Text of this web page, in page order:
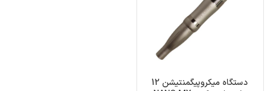
دستگاه میکروپیگمنتیشن 12